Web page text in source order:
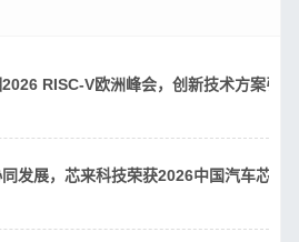
RISC-V欧洲峰会，创新技术方案引
发展，芯来科技荣获2026中国汽车芯片